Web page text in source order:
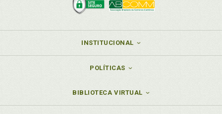
INSTITUCIONAL
POLÍTICAS
BIBLIOTECA VIRTUAL